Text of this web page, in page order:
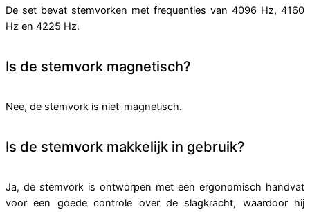
De set bevat stemvorken met frequenties van 4096 Hz, 4160
Hz en 4225 Hz.
Is de stemvork magnetisch?
Nee, de stemvork is niet-magnetisch.
Is de stemvork makkelijk in gebruik?
Ja, de stemvork is ontworpen met een ergonomisch handvat
voor een goede controle over de slagkracht, waardoor hij